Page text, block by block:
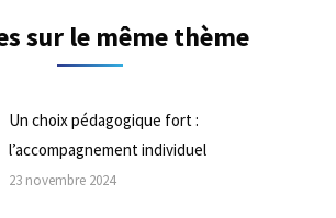
sur le même thème
Un choix pédagogique fort :
l’accompagnement individuel
23 novembre 2024